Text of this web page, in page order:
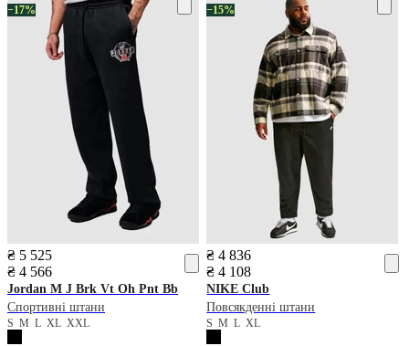
−17%
₴ 5 525
₴ 4 566
Jordan M J Brk Vt Oh Pnt Bb
Спортивні штани
S M L XL XXL
−15%
₴ 4 836
₴ 4 108
NIKE Club
Повсякденні штани
SMLXL